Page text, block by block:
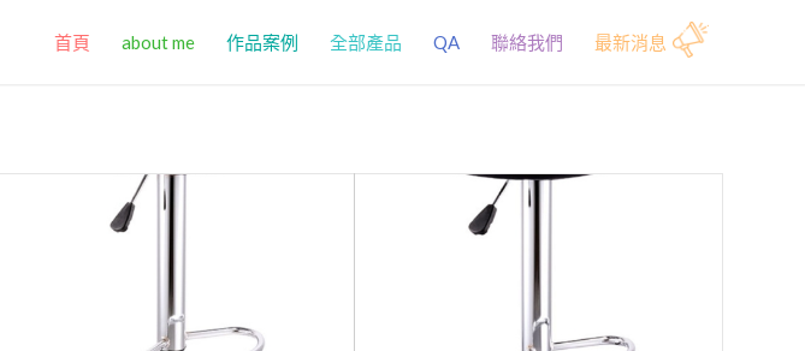
首頁 about me 作品案例 全部產品 QA 聯絡我們 最新消息